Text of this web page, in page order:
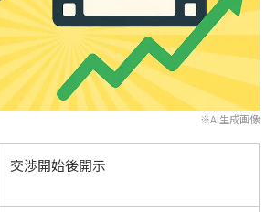
※AI生成画像
交渉開始後開示